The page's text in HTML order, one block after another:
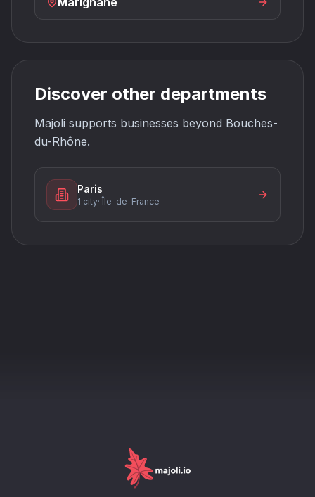
Discover other departments
Majoli supports businesses beyond Bouches-
du-Rhône.
Paris
1 city· Île-de-France